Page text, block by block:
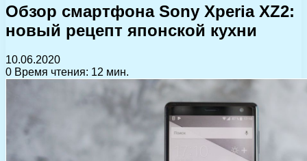
Обзор смартфона Sony Xperia XZ2:
новый рецепт японской кухни
10.06.2020
0 Время чтения: 12 мин.